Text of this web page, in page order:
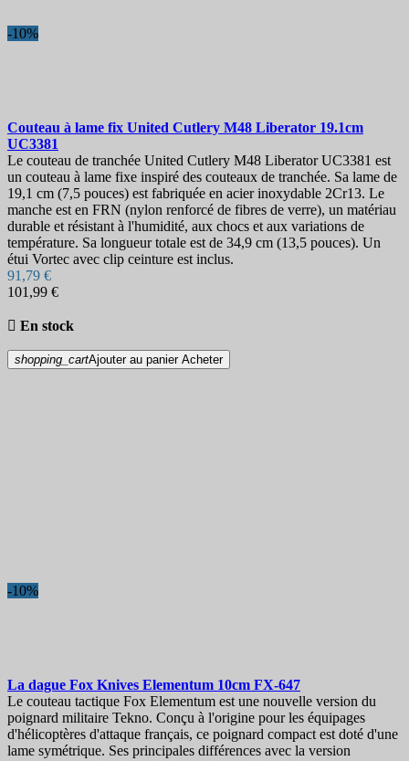
-10%
Couteau à lame fix United Cutlery M48 Liberator 19.1cm
UC3381
Le couteau de tranchée United Cutlery M48 Liberator UC3381 est
un couteau à lame fixe inspiré des couteaux de tranchée. Sa lame de
19,1 cm (7,5 pouces) est fabriquée en acier inoxydable 2Cr13. Le
manche est en FRN (nylon renforcé de fibres de verre), un matériau
durable et résistant à l'humidité, aux chocs et aux variations de
température. Sa longueur totale est de 34,9 cm (13,5 pouces). Un
étui Vortec avec clip ceinture est inclus.
91,79 €
101,99 €
 En stock
shopping_cartAjouter au panier Acheter
-10%
La dague Fox Knives Elementum 10cm FX-647
Le couteau tactique Fox Elementum est une nouvelle version du
poignard militaire Tekno. Conçu à l'origine pour les équipages
d'hélicoptères d'attaque français, ce poignard compact est doté d'une
lame symétrique. Ses principales différences avec la version